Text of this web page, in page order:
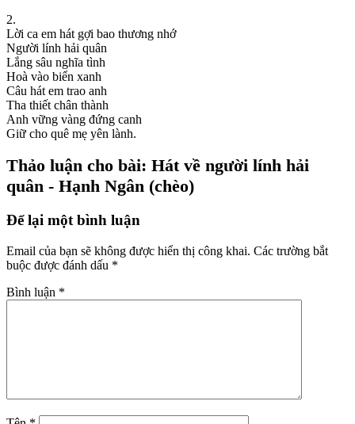
2.
Lời ca em hát gợi bao thương nhớ
Người lính hải quân
Lắng sâu nghĩa tình
Hoà vào biển xanh
Câu hát em trao anh
Tha thiết chân thành
Anh vững vàng đứng canh
Giữ cho quê mẹ yên lành.
Thảo luận cho bài: Hát về người lính hải
quân - Hạnh Ngân (chèo)
Để lại một bình luận
Email của bạn sẽ không được hiển thị công khai. Các trường bắt
buộc được đánh dấu *
Bình luận *